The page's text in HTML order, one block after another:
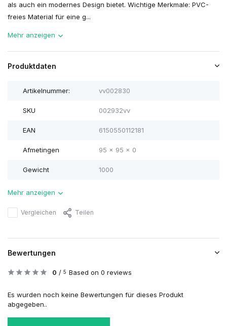
als auch ein modernes Design bietet. Wichtige Merkmale: PVC-
freies Material für eine g...
Mehr anzeigen
Produktdaten
Artikelnummer: vv002830
SKU 002932vv
EAN 6150550112181
Afmetingen 95 x 95 x 0
Gewicht 1000
Mehr anzeigen
Vergleichen Teilen
Bewertungen
0 / 5 Based on 0 reviews
Es wurden noch keine Bewertungen für dieses Produkt
abgegeben..